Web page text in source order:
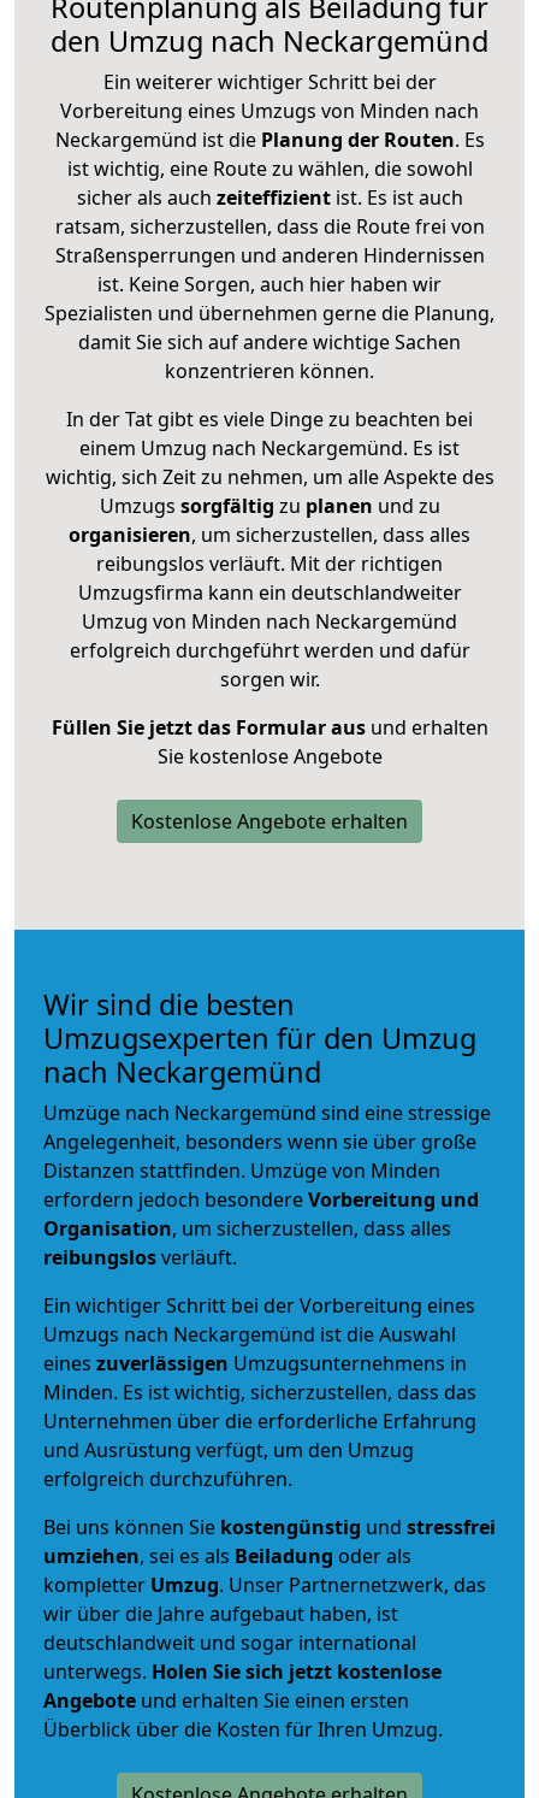
den Umzug nach Neckargemünd
Ein weiterer wichtiger Schritt bei der
Vorbereitung eines Umzugs von Minden nach
Neckargemünd ist diePlanung der Routen. Es
ist wichtig, eine Route zu wählen, die sowohl
sicher als auch zeiteffizientist. Es ist auch
ratsam, sicherzustellen, dass die Route frei von
Straßensperrungen und anderen Hindernissen
ist. Keine Sorgen, auch hier haben wir
Spezialisten und übernehmen gerne die Planung,
damit Sie sich auf andere wichtige Sachen
konzentrieren können.
In der Tat gibt es viele Dinge zu beachten bei
einem Umzug nach Neckargemünd. Es ist
wichtig, sich Zeit zu nehmen, um alle Aspekte des
Umzugs sorgfältig zu planen und zu
organisieren, um sicherzustellen, dass alles
reibungslos verläuft. Mit der richtigen
Umzugsfirma kann ein deutschlandweiter
Umzug von Minden nach Neckargemünd
erfolgreich durchgeführt werden und dafür
sorgen wir.
Füllen Sie jetzt das Formular ausund erhalten
Sie kostenlose Angebote
Kostenlose Angebote erhalten
Wir sind die besten
Umzugsexperten für den Umzug
nach Neckargemünd
Umzüge nach Neckargemünd sind eine stressige
Angelegenheit, besonders wenn sie über große
Distanzen stattfinden. Umzüge von Minden
erfordern jedoch besondereVorbereitung und
Organisation, um sicherzustellen, dass alles
reibungslosverläuft.
Ein wichtiger Schritt bei der Vorbereitung eines
Umzugs nach Neckargemünd ist die Auswahl
eines zuverlässigen Umzugsunternehmens in
Minden. Es ist wichtig, sicherzustellen, dass das
Unternehmen über die erforderliche Erfahrung
und Ausrüstung verfügt, um den Umzug
erfolgreich durchzuführen.
Bei uns können Sie kostengünstig und stressfrei
umziehen, sei es als Beiladung oder als
kompletter Umzug. Unser Partnernetzwerk, das
wir über die Jahre aufgebaut haben, ist
deutschlandweit und sogar international
unterwegs. Holen Sie sich jetzt kostenlose
Angebote und erhalten Sie einen ersten
Überblick über die Kosten für Ihren Umzug.